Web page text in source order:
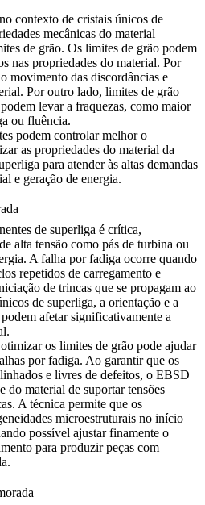
contexto de cristais únicos de
mecânicas do material
de grão. Os limites de grão podem
nas propriedades do material. Por
movimento das discordâncias e
Por outro lado, limites de grão
levar a fraquezas, como maior
ou fluência.
podem controlar melhor o
as propriedades do material da
para atender às altas demandas
e geração de energia.
de superliga é crítica,
alta tensão como pás de turbina ou
A falha por fadiga ocorre quando
repetidos de carregamento e
de trincas que se propagam ao
de superliga, a orientação e a
afetar significativamente a
os limites de grão pode ajudar
por fadiga. Ao garantir que os
e livres de defeitos, o EBSD
do material de suportar tensões
A técnica permite que os
microestruturais no início
possível ajustar finamente o
para produzir peças com